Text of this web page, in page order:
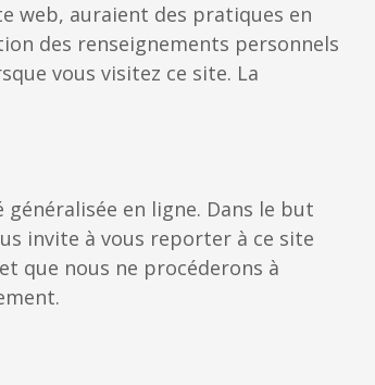
web, auraient des pratiques en
des renseignements personnels
vous visitez ce site. La
en ligne. Dans le but
invite à vous reporter à ce site
que nous ne procéderons à